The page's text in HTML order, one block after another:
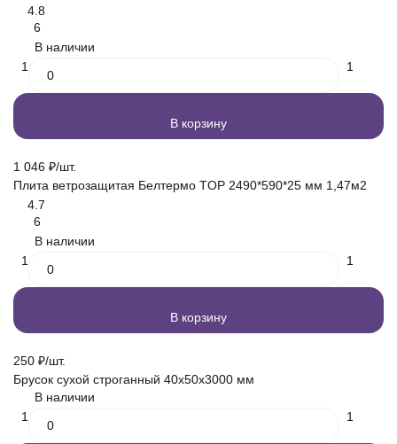
4.8
6
В наличии
1
1
В корзину
1 046 ₽/шт.
Плита ветрозащитая Белтермо TOP 2490*590*25 мм 1,47м2
4.7
6
В наличии
1
1
В корзину
250 ₽/шт.
Брусок сухой строганный 40х50х3000 мм
В наличии
1
1